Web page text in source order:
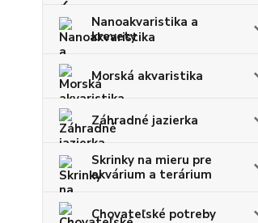
Nanoakvaristika a
krevety
Morská akvaristika
Záhradné jazierka
Skrinky na mieru pre
akvárium a terárium
Chovateľské potreby